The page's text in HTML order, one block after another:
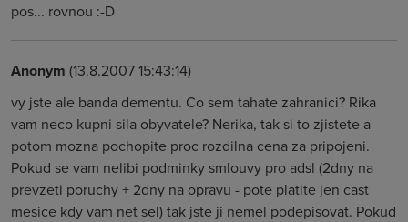
pos... rovnou :-D
Anonym (13.8.2007 15:43:14)
vy jste ale banda dementu. Co sem tahate zahranici? Rika
vam neco kupni sila obyvatele? Nerika, tak si to zjistete a
potom mozna pochopite proc rozdilna cena za pripojeni.
Pokud se vam nelibi podminky smlouvy pro adsl (2dny na
prevzeti poruchy + 2dny na opravu - pote platite jen cast
mesice kdy vam net sel) tak jste ji nemel podepisovat. Pokud